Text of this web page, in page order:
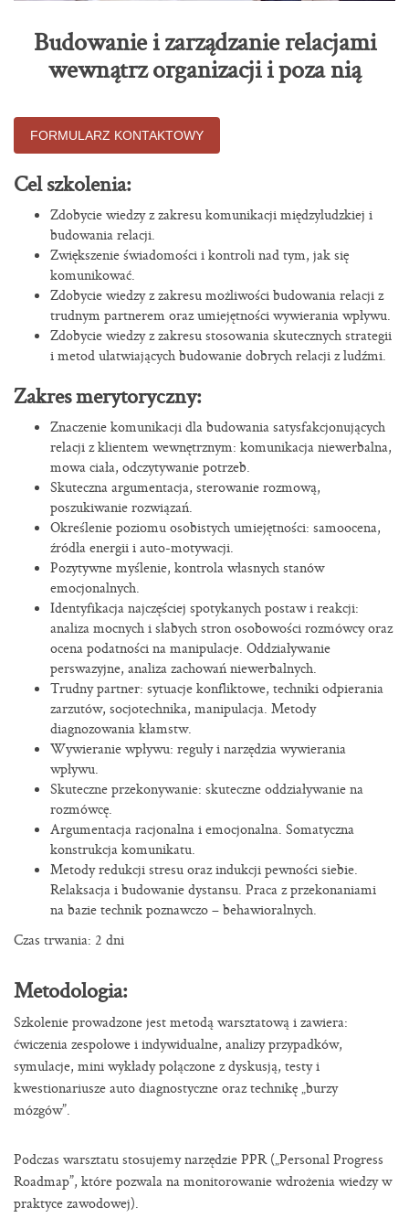
Budowanie i zarządzanie relacjami
wewnątrz organizacji i poza nią
FORMULARZ KONTAKTOWY
Cel szkolenia:
Zdobycie wiedzy z zakresu komunikacji międzyludzkiej i
budowania relacji.
Zwiększenie świadomości i kontroli nad tym, jak się
komunikować.
Zdobycie wiedzy z zakresu możliwości budowania relacji z
trudnym partnerem oraz umiejętności wywierania wpływu.
Zdobycie wiedzy z zakresu stosowania skutecznych strategii
i metod ułatwiających budowanie dobrych relacji z ludźmi.
Zakres merytoryczny:
Znaczenie komunikacji dla budowania satysfakcjonujących
relacji z klientem wewnętrznym: komunikacja niewerbalna,
mowa ciała, odczytywanie potrzeb.
Skuteczna argumentacja, sterowanie rozmową,
poszukiwanie rozwiązań.
Określenie poziomu osobistych umiejętności: samoocena,
źródła energii i auto-motywacji.
Pozytywne myślenie, kontrola własnych stanów
emocjonalnych.
Identyfikacja najczęściej spotykanych postaw i reakcji:
analiza mocnych i słabych stron osobowości rozmówcy oraz
ocena podatności na manipulacje. Oddziaływanie
perswazyjne, analiza zachowań niewerbalnych.
Trudny partner: sytuacje konfliktowe, techniki odpierania
zarzutów, socjotechnika, manipulacja. Metody
diagnozowania kłamstw.
Wywieranie wpływu: reguły i narzędzia wywierania
wpływu.
Skuteczne przekonywanie: skuteczne oddziaływanie na
rozmówcę.
Argumentacja racjonalna i emocjonalna. Somatyczna
konstrukcja komunikatu.
Metody redukcji stresu oraz indukcji pewności siebie.
Relaksacja i budowanie dystansu. Praca z przekonaniami
na bazie technik poznawczo – behawioralnych.
Czas trwania: 2 dni
Metodologia:
Szkolenie prowadzone jest metodą warsztatową i zawiera:
ćwiczenia zespołowe i indywidualne, analizy przypadków,
symulacje, mini wykłady połączone z dyskusją, testy i
kwestionariusze auto diagnostyczne oraz technikę „burzy
mózgów”.
Podczas warsztatu stosujemy narzędzie PPR („Personal Progress
Roadmap”, które pozwala na monitorowanie wdrożenia wiedzy w
praktyce zawodowej).